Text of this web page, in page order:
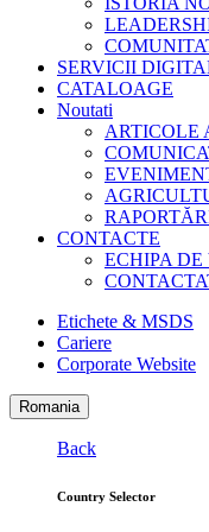
SERVICII
CATALOAGE
Noutati
ARTICOLE
CONTACTE
ECHIPA
Etichete & MSDS
Cariere
Corporate Website
Romania
Back
Country Selector